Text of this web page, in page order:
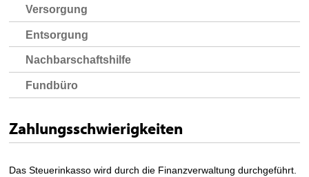
Versorgung
Entsorgung
Nachbarschaftshilfe
Fundbüro
Zahlungsschwierigkeiten
Das Steuerinkasso wird durch die Finanzverwaltung durchgeführt.